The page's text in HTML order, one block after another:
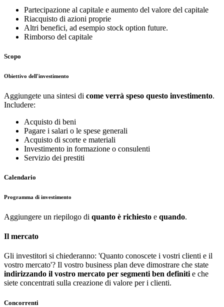
Partecipazione al capitale e aumento del valore del capitale
Riacquisto di azioni proprie
Altri benefici, ad esempio stock option future.
Rimborso del capitale
Scopo
Obiettivo dell'investimento
Aggiungete una sintesi di come verrà speso questo investimento.
Includere:
Acquisto di beni
Pagare i salari o le spese generali
Acquisto di scorte e materiali
Investimento in formazione o consulenti
Servizio dei prestiti
Calendario
Programma di investimento
Aggiungere un riepilogo di quanto è richiesto e quando.
Il mercato
Gli investitori si chiederanno: 'Quanto conoscete i vostri clienti e il
vostro mercato'? Il vostro business plan deve dimostrare che state
indirizzando il vostro mercato per segmenti ben definiti e che
siete concentrati sulla creazione di valore per i clienti.
Concorrenti